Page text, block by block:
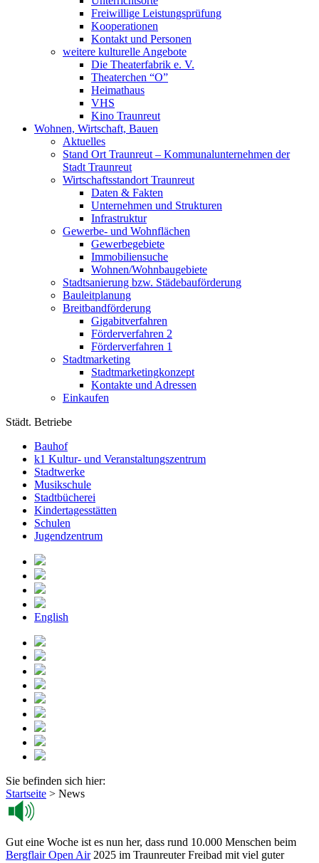
Freiwillige Leistungsprüfung
Kooperationen
Kontakt und Personen
weitere kulturelle Angebote
Die Theaterfabrik e. V.
Theaterchen “O”
Heimathaus
VHS
Kino Traunreut
Wohnen, Wirtschaft, Bauen
Aktuelles
Stand Ort Traunreut – Kommunalunternehmen der
Stadt Traunreut
Wirtschaftsstandort Traunreut
Daten & Fakten
Unternehmen und Strukturen
Infrastruktur
Gewerbe- und Wohnflächen
Gewerbegebiete
Immobiliensuche
Wohnen/Wohnbaugebiete
Stadtsanierung bzw. Städebauförderung
Bauleitplanung
Breitbandförderung
Gigabitverfahren
Förderverfahren 2
Förderverfahren 1
Stadtmarketing
Stadtmarketingkonzept
Kontakte und Adressen
Einkaufen
Städt. Betriebe
Bauhof
k1 Kultur- und Veranstaltungszentrum
Stadtwerke
Musikschule
Stadtbücherei
Kindertagesstätten
Schulen
Jugendzentrum
English
Sie befinden sich hier:
Startseite > News
Gut eine Woche ist es nun her, dass rund 10.000 Menschen beim
Bergflair Open Air2025 im Traunreuter Freibad mit viel guter